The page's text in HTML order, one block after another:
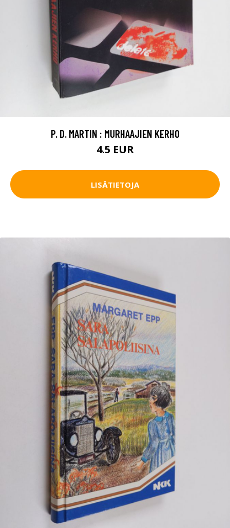
P. D. MARTIN : MURHAAJIEN KERHO
4.5 EUR
LISÄTIETOJA